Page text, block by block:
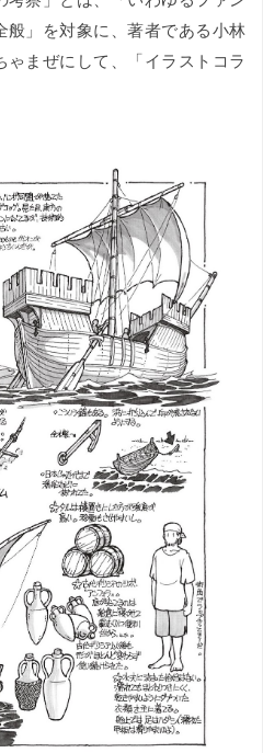
般」を対象に、著者である小林
まぜにして、「イラストコラ